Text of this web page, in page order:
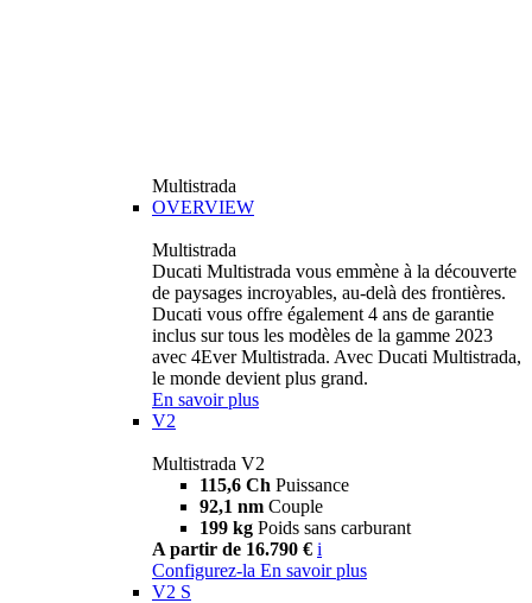
Multistrada
OVERVIEW
Multistrada
Ducati Multistrada vous emmène à la découverte
de paysages incroyables, au-delà des frontières.
Ducati vous offre également 4 ans de garantie
inclus sur tous les modèles de la gamme 2023
avec 4Ever Multistrada. Avec Ducati Multistrada,
le monde devient plus grand.
En savoir plus
V2
Multistrada V2
115,6 Ch Puissance
92,1 nm Couple
199 kg Poids sans carburant
A partir de 16.790 € i
Configurez-la En savoir plus
V2 S